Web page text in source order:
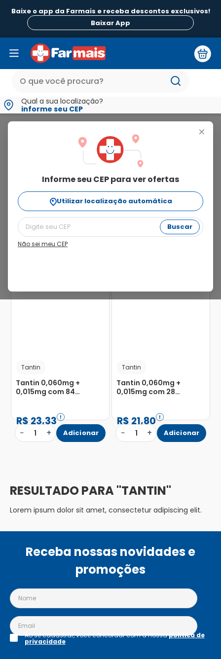
Baixe o app da Farmais e receba descontos exclusivos!
Baixar App
Qual a sua localização?
informe seu CEP
+
Informe seu CEP para ver ofertas
Utilizar localização automática
Buscar
Não sei meu CEP
Ordenar Por
relevância
25%
Tantin
Tantin 0,060mg +
0,015mg com 84
R$23,33
− 1 + Adicionar
Tantin
Tantin 0,060mg +
0,015mg com 28
R$21,80
− 1 + Adicionar
TANTIN
Lorem ipsum dolor sit amet, consectetur adipiscing elit.
Receba nossas novidades e
promoções
Ao se cadastrar, você concordar com a nossapolítica de
privacidade